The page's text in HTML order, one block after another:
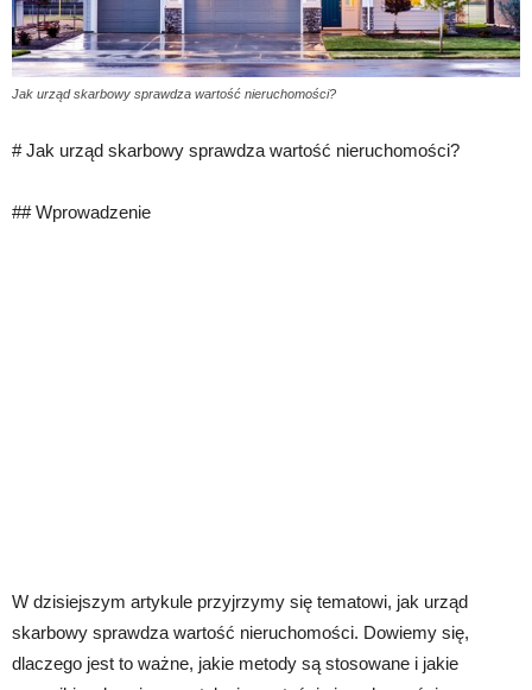
Jak urząd skarbowy sprawdza wartość nieruchomości?
# Jak urząd skarbowy sprawdza wartość nieruchomości?
## Wprowadzenie
W dzisiejszym artykule przyjrzymy się tematowi, jak urząd
skarbowy sprawdza wartość nieruchomości. Dowiemy się,
dlaczego jest to ważne, jakie metody są stosowane i jakie